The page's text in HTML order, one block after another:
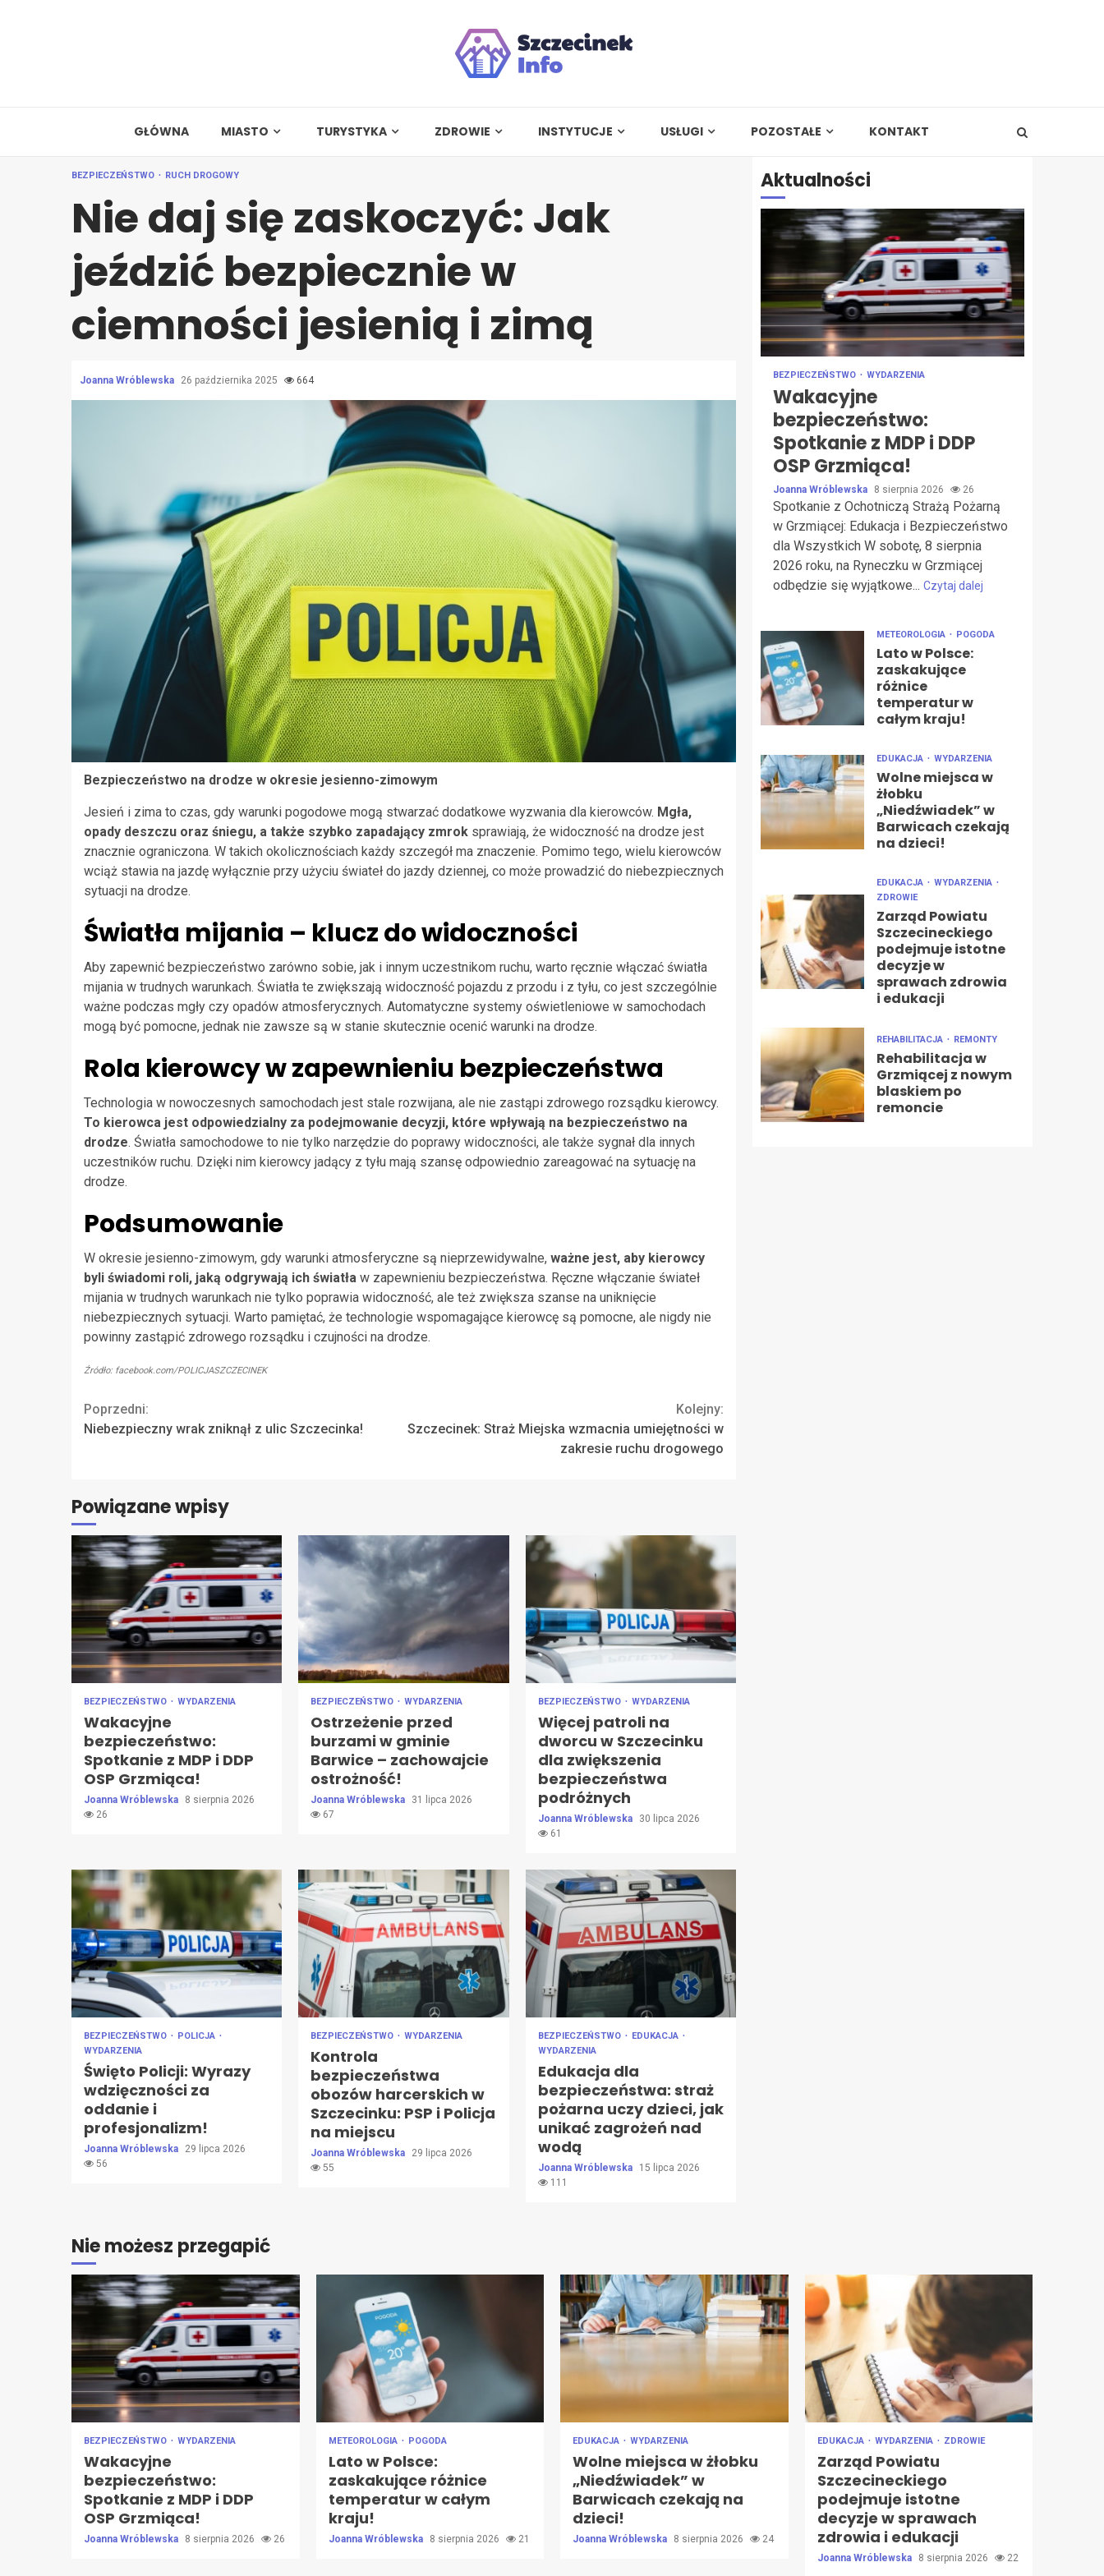
GŁÓWNA MIASTO TURYSTYKA ZDROWIE INSTYTUCJE USŁUGI POZOSTAŁE KONTAKT
BEZPIECZEŃSTWO RUCH DROGOWY
Nie daj się zaskoczyć: Jak
jeździć bezpiecznie w
ciemności jesienią i zimą
Joanna Wróblewska 26 października 2025 664
Bezpieczeństwo na drodze w okresie jesienno-zimowym
Jesień i zima to czas, gdy warunki pogodowe mogą stwarzać dodatkowe wyzwania dla kierowców. Mgła,
opady deszczu oraz śniegu, a także szybko zapadający zmrok sprawiają, że widoczność na drodze jest
znacznie ograniczona. W takich okolicznościach każdy szczegół ma znaczenie. Pomimo tego, wielu kierowców
wciąż stawia na jazdę wyłącznie przy użyciu świateł do jazdy dziennej, co może prowadzić do niebezpiecznych
sytuacji na drodze.
Światła mijania – klucz do widoczności
Aby zapewnić bezpieczeństwo zarówno sobie, jak i innym uczestnikom ruchu, warto ręcznie włączać światła
mijania w trudnych warunkach. Światła te zwiększają widoczność pojazdu z przodu i z tyłu, co jest szczególnie
ważne podczas mgły czy opadów atmosferycznych. Automatyczne systemy oświetleniowe w samochodach
mogą być pomocne, jednak nie zawsze są w stanie skutecznie ocenić warunki na drodze.
Rola kierowcy w zapewnieniu bezpieczeństwa
Technologia w nowoczesnych samochodach jest stale rozwijana, ale nie zastąpi zdrowego rozsądku kierowcy.
To kierowca jest odpowiedzialny za podejmowanie decyzji, które wpływają na bezpieczeństwo na
drodze. Światła samochodowe to nie tylko narzędzie do poprawy widoczności, ale także sygnał dla innych
uczestników ruchu. Dzięki nim kierowcy jadący z tyłu mają szansę odpowiednio zareagować na sytuację na
drodze.
Podsumowanie
W okresie jesienno-zimowym, gdy warunki atmosferyczne są nieprzewidywalne, ważne jest, aby kierowcy
byli świadomi roli, jaką odgrywają ich światła w zapewnieniu bezpieczeństwa. Ręczne włączanie świateł
mijania w trudnych warunkach nie tylko poprawia widoczność, ale też zwiększa szanse na uniknięcie
niebezpiecznych sytuacji. Warto pamiętać, że technologie wspomagające kierowcę są pomocne, ale nigdy nie
powinny zastąpić zdrowego rozsądku i czujności na drodze.
Źródło: facebook.com/POLICJASZCZECINEK
Continue
Reading
Poprzedni:
Niebezpieczny wrak zniknął z ulic Szczecinka!
Kolejny:
Szczecinek: Straż Miejska wzmacnia umiejętności w
zakresie ruchu drogowego
Powiązane wpisy
BEZPIECZEŃSTWO WYDARZENIA
Wakacyjne
bezpieczeństwo:
Spotkanie z MDP i DDP
OSP Grzmiąca!
Joanna Wróblewska
8 sierpnia 2026
26
BEZPIECZEŃSTWO WYDARZENIA
Ostrzeżenie przed
burzami w gminie
Barwice – zachowajcie
ostrożność!
Joanna Wróblewska
31 lipca 2026
67
BEZPIECZEŃSTWO WYDARZENIA
Więcej patroli na
dworcu w Szczecinku
dla zwiększenia
bezpieczeństwa
podróżnych
Joanna Wróblewska
30 lipca 2026
61
BEZPIECZEŃSTWO
POLICJA
WYDARZENIA
Święto Policji: Wyrazy
wdzięczności za
oddanie i
profesjonalizm!
Joanna Wróblewska
29 lipca 2026
56
BEZPIECZEŃSTWO WYDARZENIA
Kontrola
bezpieczeństwa
obozów harcerskich w
Szczecinku: PSP i Policja
na miejscu
Joanna Wróblewska
29 lipca 2026
55
BEZPIECZEŃSTWO
EDUKACJA
WYDARZENIA
Edukacja dla
bezpieczeństwa: straż
pożarna uczy dzieci, jak
unikać zagrożeń nad
wodą
Joanna Wróblewska
15 lipca 2026
111
Aktualności
BEZPIECZEŃSTWO WYDARZENIA
Wakacyjne
bezpieczeństwo:
Spotkanie z MDP i DDP
OSP Grzmiąca!
Joanna Wróblewska 8 sierpnia 2026 26
Spotkanie z Ochotniczą Strażą Pożarną
w Grzmiącej: Edukacja i Bezpieczeństwo
dla Wszystkich W sobotę, 8 sierpnia
2026 roku, na Ryneczku w Grzmiącej
odbędzie się wyjątkowe... Czytaj dalej
METEOROLOGIA POGODA
Lato w Polsce:
zaskakujące
różnice
temperatur w
całym kraju!
EDUKACJA WYDARZENIA
Wolne miejsca w
żłobku
„Niedźwiadek” w
Barwicach czekają
na dzieci!
EDUKACJA
WYDARZENIA
ZDROWIE
Zarząd Powiatu
Szczecineckiego
podejmuje istotne
decyzje w
sprawach zdrowia
i edukacji
REHABILITACJA REMONTY
Rehabilitacja w
Grzmiącej z nowym
blaskiem po
remoncie
Nie możesz przegapić
BEZPIECZEŃSTWO WYDARZENIA
Wakacyjne
bezpieczeństwo:
Spotkanie z MDP i DDP
OSP Grzmiąca!
Joanna Wróblewska 8 sierpnia 2026 26
METEOROLOGIA POGODA
Lato w Polsce:
zaskakujące różnice
temperatur w całym
kraju!
Joanna Wróblewska 8 sierpnia 2026 21
EDUKACJA WYDARZENIA
Wolne miejsca w żłobku
„Niedźwiadek” w
Barwicach czekają na
dzieci!
Joanna Wróblewska 8 sierpnia 2026 24
EDUKACJA WYDARZENIA ZDROWIE
Zarząd Powiatu
Szczecineckiego
podejmuje istotne
decyzje w sprawach
zdrowia i edukacji
Joanna Wróblewska 8 sierpnia 2026 22